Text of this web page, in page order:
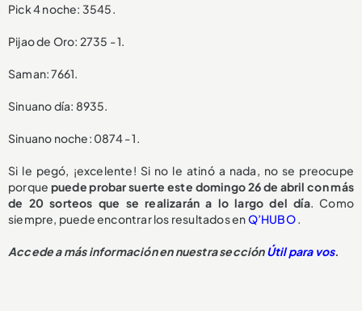
Pick 4 noche: 3545.
Pijao de Oro: 2735 - 1.
Saman: 7661.
Sinuano día: 8935.
Sinuano noche: 0874 - 1.
Si le pegó, ¡excelente! Si no le atinó a nada, no se preocupe
porque puede probar suerte este domingo 26 de abril con más
de 20 sorteos que se realizarán a lo largo del día. Como
siempre, puede encontrar los resultados enQ’HUBO.
Accede a más información en nuestra secciónÚtil para vos.